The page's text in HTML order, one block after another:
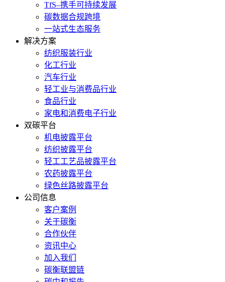
TfS–携手可持续发展
碳数据合规跨境
一站式生态服务
解决方案
纺织服装行业
化工行业
汽车行业
轻工业与消费品行业
食品行业
家电和消费电子行业
双碳平台
机电披露平台
纺织披露平台
轻工工艺品披露平台
农药披露平台
绿色丝路披露平台
公司信息
客户案例
关于碳衡
合作伙伴
资讯中心
加入我们
碳衡联盟链